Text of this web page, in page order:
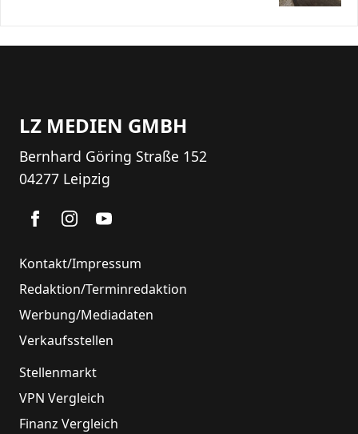
LZ MEDIEN GMBH
Bernhard Göring Straße 152
04277 Leipzig
Kontakt/Impressum
Redaktion/Terminredaktion
Werbung/Mediadaten
Verkaufsstellen
Stellenmarkt
VPN Vergleich
Finanz Vergleich